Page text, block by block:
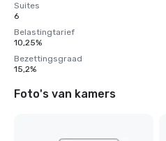
Suites
6
Belastingtarief
10,25%
Bezettingsgraad
15,2%
Foto's van kamers